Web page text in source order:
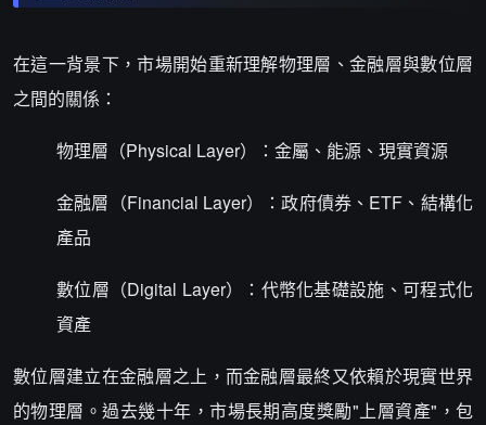
在這一背景下，市場開始重新理解物理層、金融層與數位層
之間的關係：
物理層（Physical Layer）：金屬、能源、現實資源
金融層（Financial Layer）：政府債券、ETF、結構化
產品
數位層（Digital Layer）：代幣化基礎設施、可程式化
資產
數位層建立在金融層之上，而金融層最終又依賴於現實世界
的物理層。過去幾十年，市場長期高度獎勵"上層資產"，包